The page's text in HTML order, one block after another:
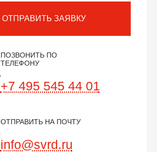
ОТПРАВИТЬ ЗАЯВКУ
ПОЗВОНИТЬ ПО
ТЕЛЕФОНУ
+7 495 545 44 01
ОТПРАВИТЬ НА ПОЧТУ
info@svrd.ru